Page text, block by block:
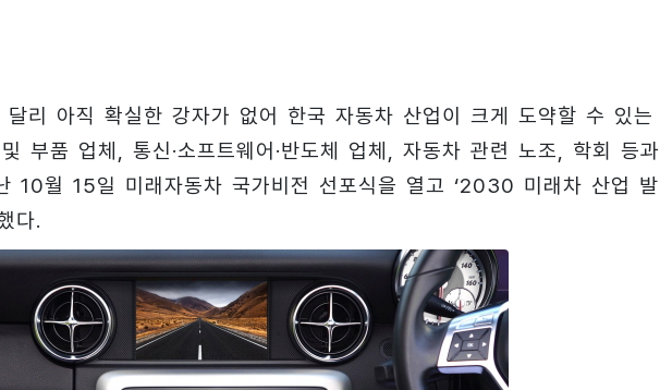
리 아직 확실한 강자가 없어 한국 자동차 산업이 크게 도약할 수 있는
부품 업체, 통신·소프트웨어·반도체 업체, 자동차 관련 노조, 학회 등과
10월 15일 미래자동차 국가비전 선포식을 열고 ‘2030 미래차 산업 발
다.